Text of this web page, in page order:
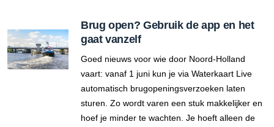
Brug open? Gebruik de app en het
gaat vanzelf
Goed nieuws voor wie door Noord-Holland
vaart: vanaf 1 juni kun je via Waterkaart Live
automatisch brugopeningsverzoeken laten
sturen. Zo wordt varen een stuk makkelijker en
hoef je minder te wachten. Je hoeft alleen de